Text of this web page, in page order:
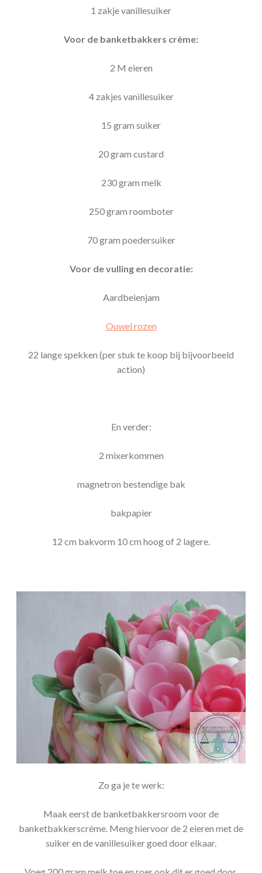
1 zakje vanillesuiker
Voor de banketbakkers crème:
2 M eieren
4 zakjes vanillesuiker
15 gram suiker
20 gram custard
230 gram melk
250 gram roomboter
70 gram poedersuiker
Voor de vulling en decoratie:
Aardbeienjam
Ouwel rozen
22 lange spekken (per stuk te koop bij bijvoorbeeld
action)
En verder:
2 mixerkommen
magnetron bestendige bak
bakpapier
12 cm bakvorm 10 cm hoog of 2 lagere.
Zo ga je te werk:
Maak eerst de banketbakkersroom voor de
banketbakkerscréme. Meng hiervoor de 2 eieren met de
suiker en de vanillesuiker goed door elkaar.